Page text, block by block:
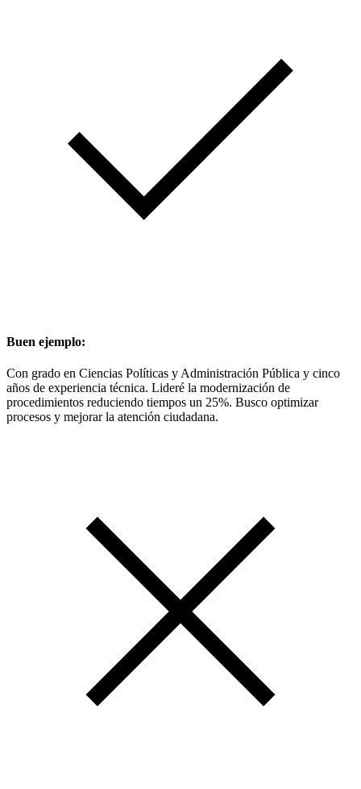
Buen ejemplo:
Con grado en Ciencias Políticas y Administración Pública y cinco
años de experiencia técnica. Lideré la modernización de
procedimientos reduciendo tiempos un 25%. Busco optimizar
procesos y mejorar la atención ciudadana.